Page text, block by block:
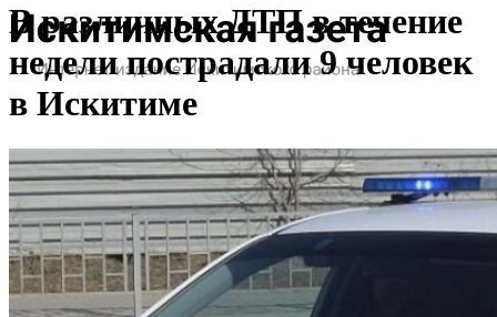
В различных ДТП в течение
недели пострадали 9 человек
в Искитиме